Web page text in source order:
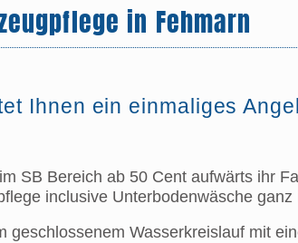
in Fehmarn
Ihnen ein einmaliges
SB Bereich ab 50 Cent aufwärts ihr
inclusive Unterbodenwäsche
geschlossenem Wasserkreislauf mit